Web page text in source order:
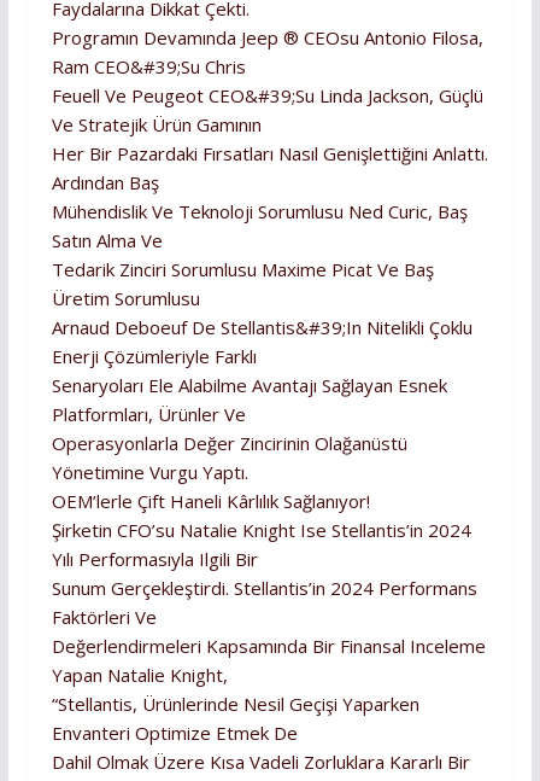
Faydalarına Dikkat Çekti.
Programın Devamında Jeep ® CEOsu Antonio Filosa,
Ram CEO&#39;su Chris
Feuell Ve Peugeot CEO&#39;su Linda Jackson, Güçlü
Ve Stratejik Ürün Gamının
Her Bir Pazardaki Fırsatları Nasıl Genişlettiğini Anlattı.
Ardından Baş
Mühendislik Ve Teknoloji Sorumlusu Ned Curic, Baş
Satın Alma Ve
Tedarik Zinciri Sorumlusu Maxime Picat Ve Baş
Üretim Sorumlusu
Arnaud Deboeuf De Stellantis&#39;in Nitelikli Çoklu
Enerji Çözümleriyle Farklı
Senaryoları Ele Alabilme Avantajı Sağlayan Esnek
Platformları, Ürünler Ve
Operasyonlarla Değer Zincirinin Olağanüstü
Yönetimine Vurgu Yaptı.
OEM’lerle Çift Haneli Kârlılık Sağlanıyor!
Şirketin CFO’su Natalie Knight Ise Stellantis’in 2024
Yılı Performasıyla Ilgili Bir
Sunum Gerçekleştirdi. Stellantis’in 2024 Performans
Faktörleri Ve
Değerlendirmeleri Kapsamında Bir Finansal Inceleme
Yapan Natalie Knight,
“Stellantis, Ürünlerinde Nesil Geçişi Yaparken
Envanteri Optimize Etmek De
Dahil Olmak Üzere Kısa Vadeli Zorluklara Kararlı Bir